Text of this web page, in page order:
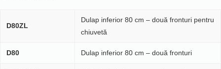
D80ZL
Dulap inferior 80 cm – două fronturi pentru
chiuvetă
D80 Dulap inferior 80 cm – două fronturi